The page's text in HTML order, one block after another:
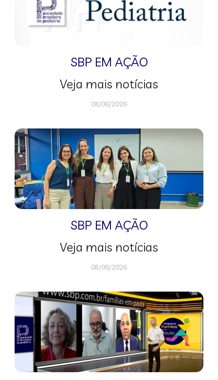
SBP EM AÇÃO
Veja mais notícias
08/06/2026
SBP EM AÇÃO
Veja mais notícias
08/06/2026